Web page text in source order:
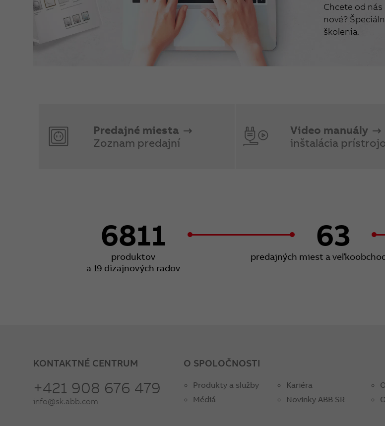
Chcete od
nové?
školenia.
Predajné miesta
Zoznam predajní
Video manuály
inštalácia
6811
produktov
a 19 dizajnových radov
63
predajných miest a
KONTAKTNÉ CENTRUM
+421 908 676 479
info@sk.abb.com
O SPOLOČNOSTI
Produkty a služby
Médiá
Kariéra
Novinky ABB SR